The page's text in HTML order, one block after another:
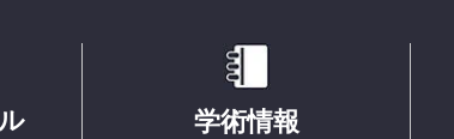
学術情報